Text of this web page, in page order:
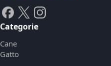
Categorie
Cane
Gatto